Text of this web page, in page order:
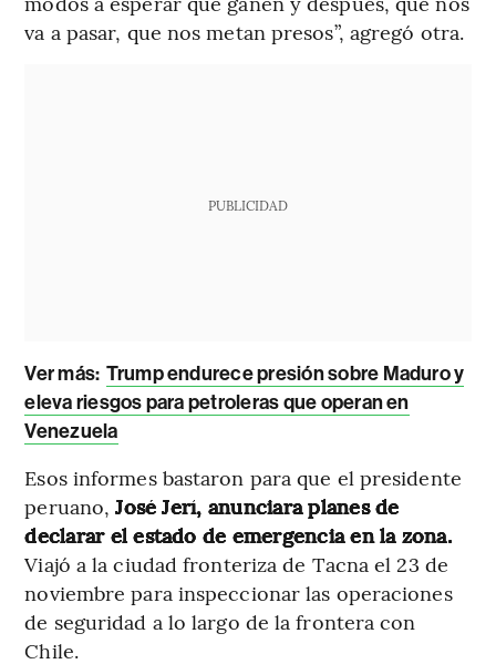
va a pasar, que nos metan presos”, agregó otra.
PUBLICIDAD
Ver más: Trump endurece presión sobre Maduro y
eleva riesgos para petroleras que operan en
Venezuela
Esos informes bastaron para que el presidente
peruano,José Jerí, anunciara planes de
declarar el estado de emergencia en la zona.
Viajó a la ciudad fronteriza de Tacna el 23 de
noviembre para inspeccionar las operaciones
de seguridad a lo largo de la frontera con
Chile.